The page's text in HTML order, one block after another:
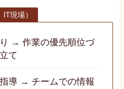
現場）
→ 作業の優先順位づ
て
導 → チームでの情報